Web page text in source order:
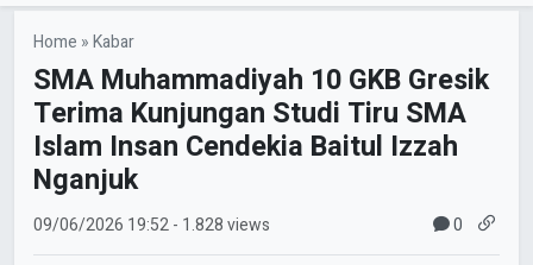
Home »Kabar
SMA Muhammadiyah 10 GKB Gresik
Terima Kunjungan Studi Tiru SMA
Islam Insan Cendekia Baitul Izzah
Nganjuk
09/06/2026 19:52- 1.828 views 0